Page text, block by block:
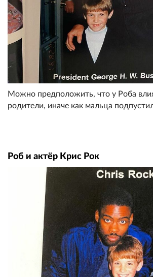
Можно предположить, что у Роба
родители, иначе как мальца
Роб и актёр Крис Рок